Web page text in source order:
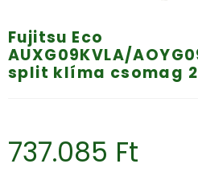
Fujitsu Eco
AUXG09KVLA/
split klíma csomag
737.085 Ft